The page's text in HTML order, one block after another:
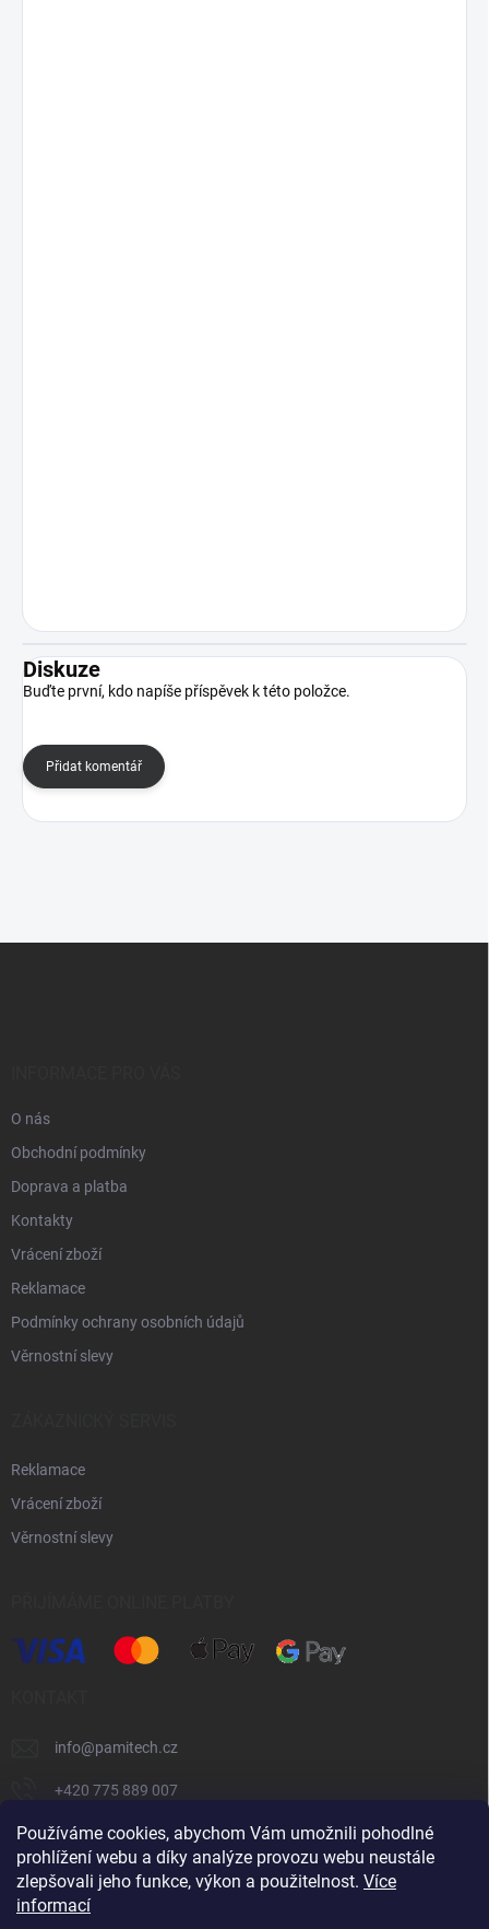
Používáme cookies, abychom Vám umožnili pohodlné
prohlížení webu a díky analýze provozu webu neustále
zlepšovali jeho funkce, výkon a použitelnost. Více
informací
Diskuze
Buďte první, kdo napíše příspěvek k této položce.
Přidat komentář
O nás
Obchodní podmínky
Doprava a platba
Kontakty
Vrácení zboží
Reklamace
Podmínky ochrany osobních údajů
Věrnostní slevy
Reklamace
Vrácení zboží
Věrnostní slevy
info@pamitech.cz
+420 775 889 007
Shoptet.cz číčoviny.cz VM Technology s.r.o.